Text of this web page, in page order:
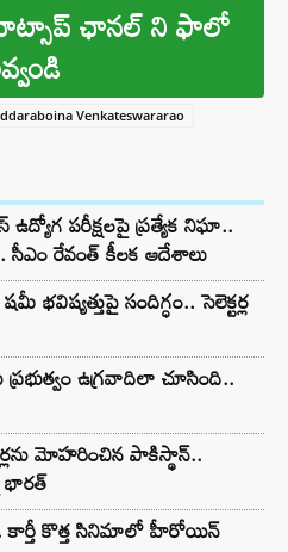
ఛానల్ ని ఫాలో
Venkateswararao
పరీక్షలపై ప్రత్యేక నిఘా..
రేవంత్ కీలక ఆదేశాలు
సందిగ్ధం.. సెలెక్టర్ల
ఉగ్రవాదిలా చూసింది..
మోహరించిన పాకిస్థాన్..
భారత్
కార్తీ కొత్త సినిమాలో హీరోయిన్